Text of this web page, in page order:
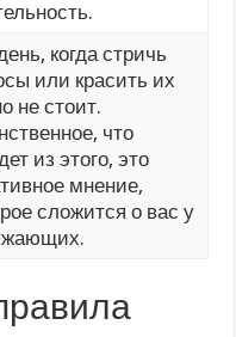
когда стричь
или красить их
не стоит.
что
из этого, это
мнение,
сложится о вас у